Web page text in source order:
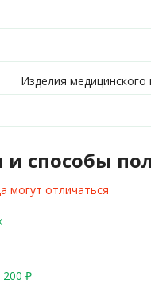
Изделия
способы
могут отличаться
200 ₽